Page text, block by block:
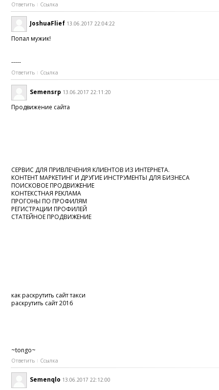
Ответить Ссылка
JoshuaFlief 13.06.2017 22:04:22
Попал мужик!
-----
Ответить Ссылка
Semensrp 13.06.2017 22:11:20
Продвижение сайта
СЕРВИС ДЛЯ ПРИВЛЕЧЕНИЯ КЛИЕНТОВ ИЗ ИНТЕРНЕТА.
КОНТЕНТ МАРКЕТИНГ И ДРУГИЕ ИНСТРУМЕНТЫ ДЛЯ БИЗНЕСА
ПОИСКОВОЕ ПРОДВИЖЕНИЕ
КОНТЕКСТНАЯ РЕКЛАМА
ПРОГОНЫ ПО ПРОФИЛЯМ
РЕГИСТРАЦИИ ПРОФИЛЕЙ
СТАТЕЙНОЕ ПРОДВИЖЕНИЕ
как раскрутить сайт такси
раскрутить сайт 2016
~tongo~
Ответить Ссылка
Semenqlo 13.06.2017 22:12:00